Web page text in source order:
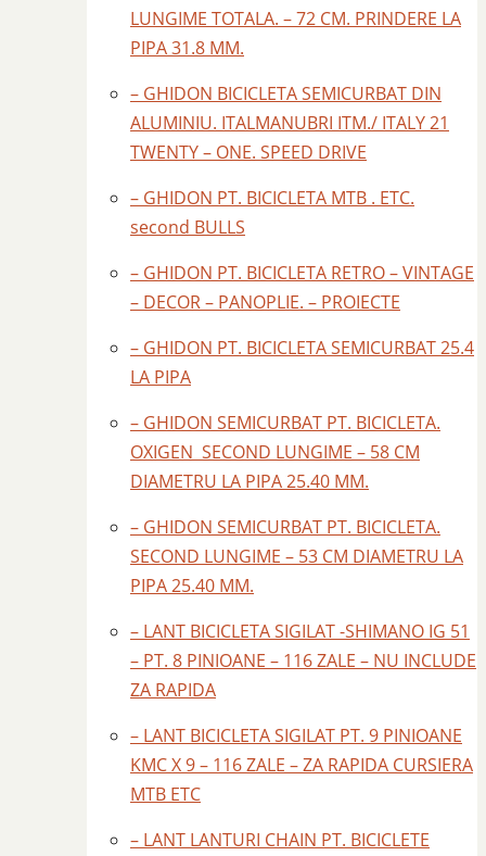
LUNGIME TOTALA. – 72 CM. PRINDERE LA
PIPA 31.8 MM.
– GHIDON BICICLETA SEMICURBAT DIN
ALUMINIU. ITALMANUBRI ITM./ ITALY 21
TWENTY – ONE. SPEED DRIVE
– GHIDON PT. BICICLETA MTB . ETC.
second BULLS
– GHIDON PT. BICICLETA RETRO – VINTAGE
– DECOR – PANOPLIE. – PROIECTE
– GHIDON PT. BICICLETA SEMICURBAT 25.4
LA PIPA
– GHIDON SEMICURBAT PT. BICICLETA.
OXIGEN SECOND LUNGIME – 58 CM
DIAMETRU LA PIPA 25.40 MM.
– GHIDON SEMICURBAT PT. BICICLETA.
SECOND LUNGIME – 53 CM DIAMETRU LA
PIPA 25.40 MM.
– LANT BICICLETA SIGILAT -SHIMANO IG 51
– PT. 8 PINIOANE – 116 ZALE – NU INCLUDE
ZA RAPIDA
– LANT BICICLETA SIGILAT PT. 9 PINIOANE
KMC X 9 – 116 ZALE – ZA RAPIDA CURSIERA
MTB ETC
– LANT LANTURI CHAIN PT. BICICLETE